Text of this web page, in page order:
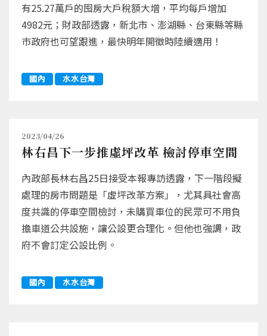
有25.27萬戶的囤房大戶稅額大增，平均每戶增加
4982元；財政部透露，新北市、澎湖縣、台東縣等縣
巿政府也可望跟進，最快明年開徵時陸續適用！
國內 水水台灣
2023/04/26
林右昌下一步推虛坪改革 檢討停車空間
內政部長林右昌25日接受本報專訪透露，下一階段擬
處理的房市問題是「虛坪改革方案」，尤其具社會高
度共識的停車空間檢討，未購買車位的民眾可不用負
擔車道公共設施，讓公設更合理化。但他也強調，政
府不會訂定公設比例。
國內 水水台灣